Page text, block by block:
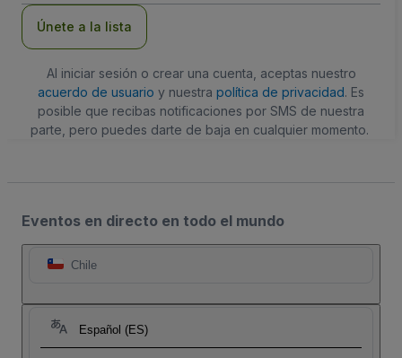
Únete a la lista
Al iniciar sesión o crear una cuenta, aceptas nuestro
acuerdo de usuario y nuestra política de privacidad. Es
posible que recibas notificaciones por SMS de nuestra
parte, pero puedes darte de baja en cualquier momento.
Eventos en directo en todo el mundo
Chile
Español (ES)